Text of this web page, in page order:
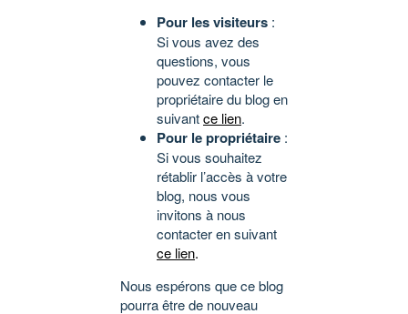
Pour les visiteurs :
Si vous avez des
questions, vous
pouvez contacter le
propriétaire du blog en
suivantce lien.
Pour le propriétaire :
Si vous souhaitez
rétablir l’accès à votre
blog, nous vous
invitons à nous
contacter en suivant
ce lien.
Nous espérons que ce blog
pourra être de nouveau